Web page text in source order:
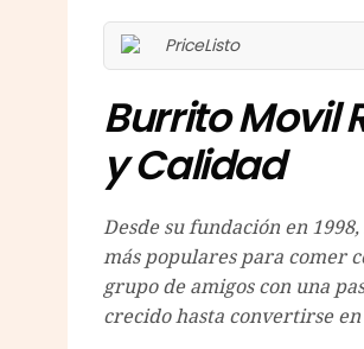
Burrito Movil
y Calidad
Desde su fundación en
más populares para comer
grupo de amigos con una
crecido hasta convertirse